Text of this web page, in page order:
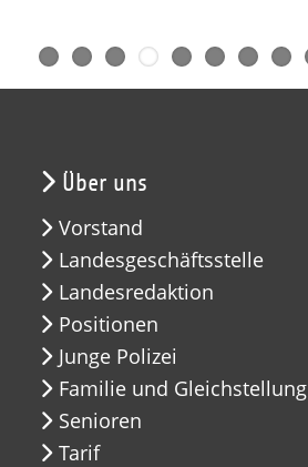
Über uns
Vorstand
Landesgeschäftsstelle
Landesredaktion
Positionen
Junge Polizei
Familie und Gleichstellung
Senioren
Tarif